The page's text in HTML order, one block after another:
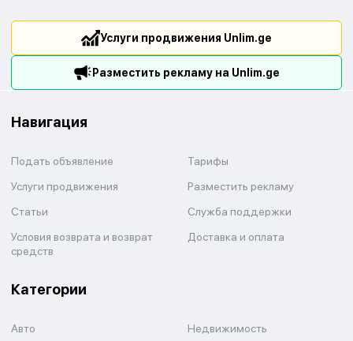
Услуги продвижения Unlim.ge
Разместить рекламу на Unlim.ge
Навигация
Подать объявление
Тарифы
Услуги продвижения
Разместить рекламу
Статьи
Служба поддержки
Условия возврата и возврат
средств
Доставка и оплата
Категории
Авто
Недвижимость